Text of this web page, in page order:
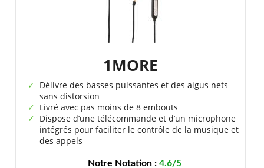
1MORE
Délivre des basses puissantes et des aigus nets
sans distorsion
Livré avec pas moins de 8 embouts
Dispose d’une télécommande et d’un microphone
intégrés pour faciliter le contrôle de la musique et
des appels
Notre Notation :4.6/5